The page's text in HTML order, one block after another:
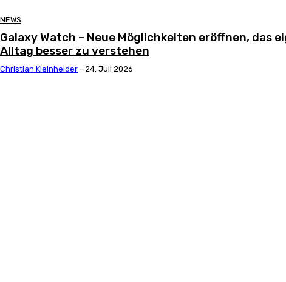
NEWS
Galaxy Watch – Neue Möglichkeiten eröffnen, das
Alltag besser zu verstehen
Christian Kleinheider - 24. Juli 2026